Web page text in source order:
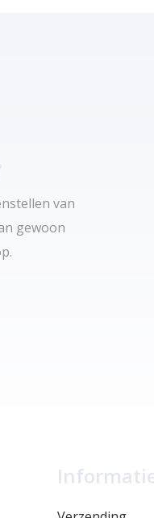
van
gewoon